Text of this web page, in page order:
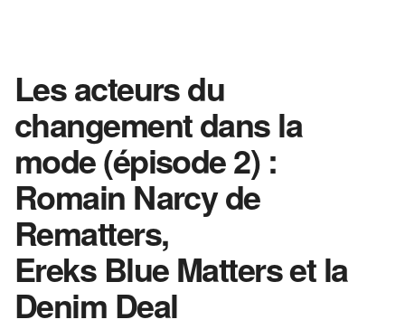
Les acteurs du
changement dans la
mode (épisode 2) :
Romain Narcy de
Rematters,
Ereks Blue Matters et la
Denim Deal